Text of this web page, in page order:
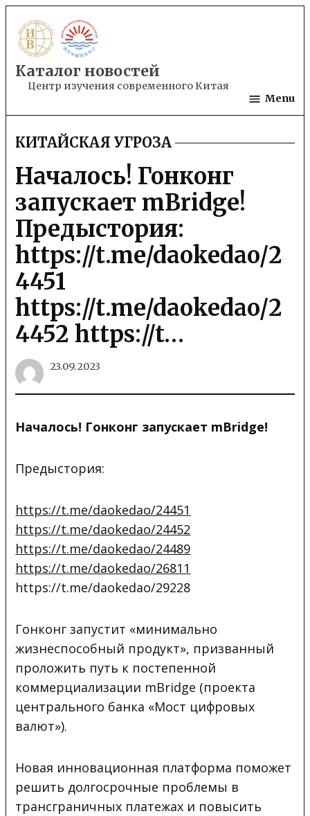
to
content
Каталог новостей
Центр изучения современного Китая
Menu
POSTED
IN
КИТАЙСКАЯ УГРОЗА
Началось! Гонконг
запускает mBridge!
Предыстория:
https://t.me/daokedao/2
4451
https://t.me/daokedao/2
4452 https://t…
23.09.2023
Началось! Гонконг запускает mBridge!
Предыстория:
https://t.me/daokedao/24451
https://t.me/daokedao/24452
https://t.me/daokedao/24489
https://t.me/daokedao/26811
https://t.me/daokedao/29228
Гонконг запустит «минимально
жизнеспособный продукт», призванный
проложить путь к постепенной
коммерциализации mBridge (проекта
центрального банка «Мост цифровых
валют»).
Новая инновационная платформа поможет
решить долгосрочные проблемы в
трансграничных платежах и повысить